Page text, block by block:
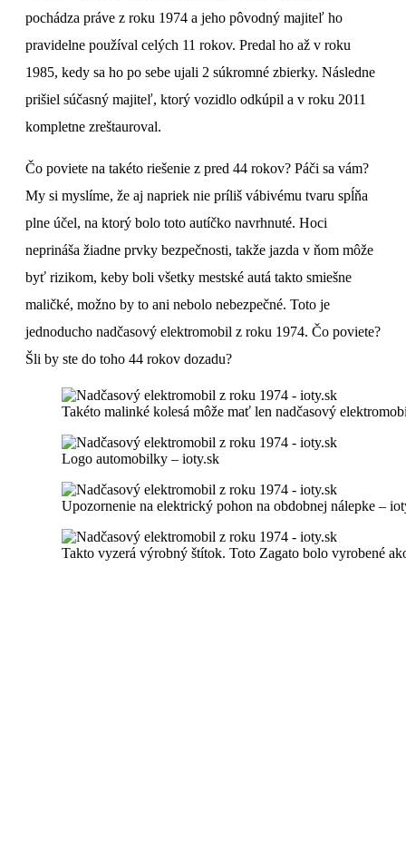
pochádza práve z roku 1974 a jeho pôvodný majiteľ ho
pravidelne používal celých 11 rokov. Predal ho až v roku
1985, kedy sa ho po sebe ujali 2 súkromné zbierky. Následne
prišiel súčasný majiteľ, ktorý vozidlo odkúpil a v roku 2011
kompletne zreštauroval.
Čo poviete na takéto riešenie z pred 44 rokov? Páči sa vám?
My si myslíme, že aj napriek nie príliš vábivému tvaru spĺňa
plne účel, na ktorý bolo toto autíčko navrhnuté. Hoci
neprináša žiadne prvky bezpečnosti, takže jazda v ňom môže
byť rizikom, keby boli všetky mestské autá takto smiešne
maličké, možno by to ani nebolo nebezpečné. Toto je
jednoducho nadčasový elektromobil z roku 1974. Čo poviete?
Šli by ste do toho 44 rokov dozadu?
Takéto malinké kolesá môže mať len nadčasový
Logo automobilky – ioty.sk
Upozornenie na elektrický pohon na obdobnej nálepke –
Takto vyzerá výrobný štítok. Toto Zagato bolo vyrobené